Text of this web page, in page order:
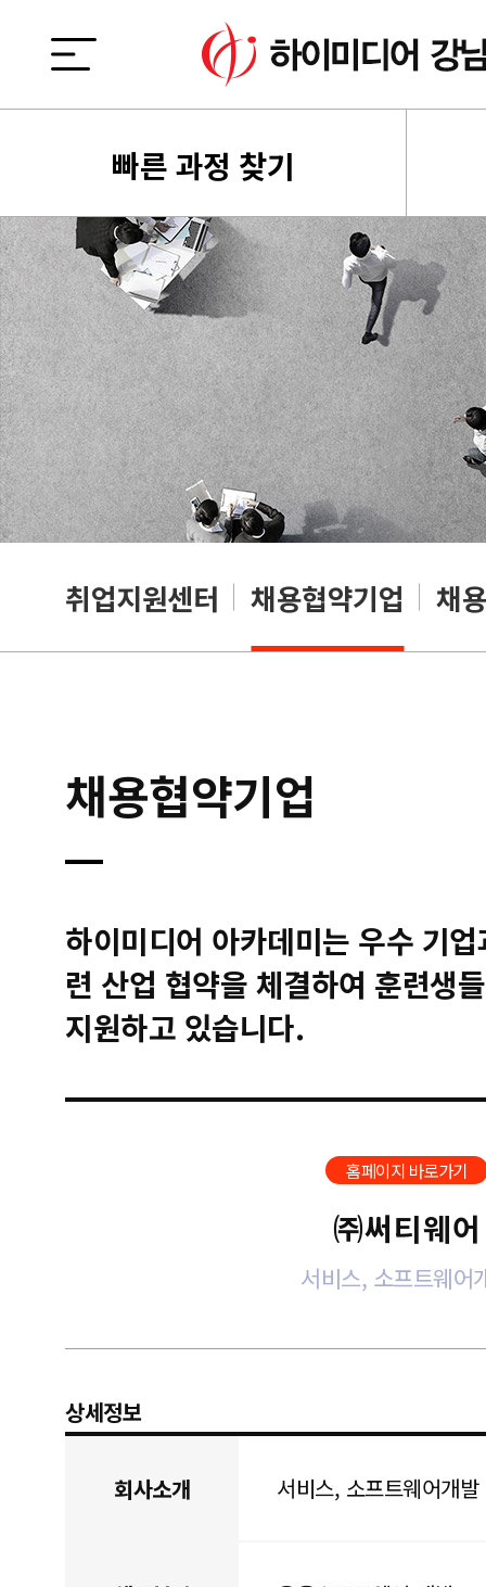
빠른 과정 찾기
취업지원센터 채용협약기업 채
채용협약기업
하이미디어 아카데미는 우수 기
련 산업 협약을 체결하여 훈련생
지원하고 있습니다.
홈페이지 바로가기
㈜써티웨어
서비스, 소프트웨어
상세정보
회사소개 서비스, 소프트웨어개발